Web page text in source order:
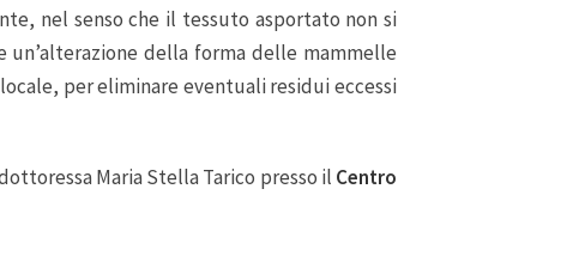
nel senso che il tessuto asportato non si
della forma delle mammelle
per eliminare eventuali residui eccessi
Maria Stella Tarico presso il Centro